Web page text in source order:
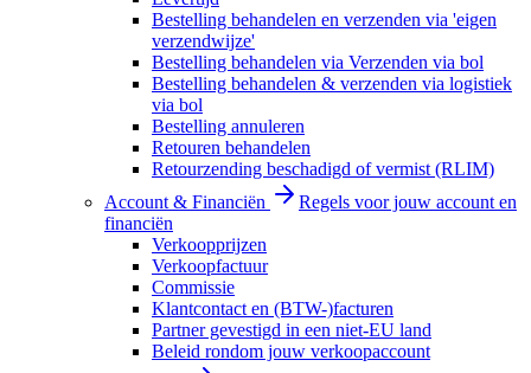
Bestelling behandelen en verzenden via 'eigen
verzendwijze'
Bestelling behandelen via Verzenden via bol
Bestelling behandelen & verzenden via logistiek
via bol
Bestelling annuleren
Retouren behandelen
Retourzending beschadigd of vermist (RLIM)
Account & Financiën
Regels voor jouw account en
financiën
Verkoopprijzen
Verkoopfactuur
Commissie
Klantcontact en (BTW-)facturen
Partner gevestigd in een niet-EU land
Beleid rondom jouw verkoopaccount